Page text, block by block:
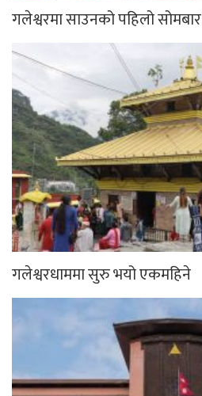
गलेश्वरमा साउनको पहिलो सोमबार
गलेश्वरधाममा सुरु भयो एकमहिने